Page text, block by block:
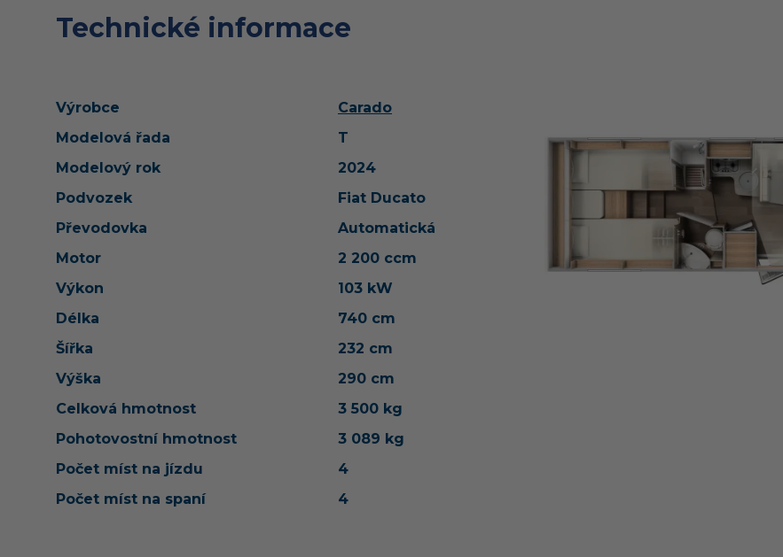
Technické informace
Výrobce
Carado
Modelová řada
T
Modelový rok
2024
Podvozek
Fiat Ducato
Převodovka
Automatická
Motor
2 200 ccm
Výkon
103 kW
Délka
740 cm
Šířka
232 cm
Výška
290 cm
Celková hmotnost
3 500 kg
Pohotovostní hmotnost
3 089 kg
Počet míst na jízdu
4
Počet míst na spaní
4